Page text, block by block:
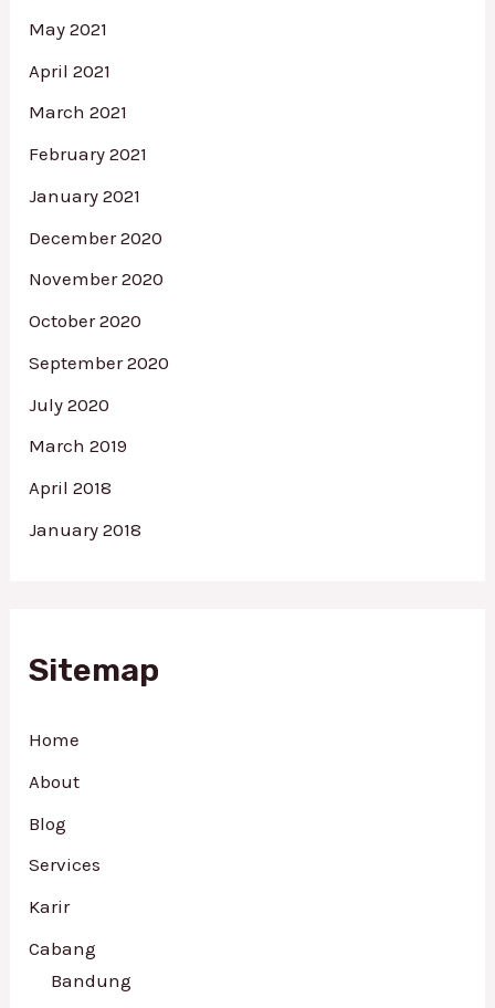
May 2021
April 2021
March 2021
February 2021
January 2021
December 2020
November 2020
October 2020
September 2020
July 2020
March 2019
April 2018
January 2018
Sitemap
Home
About
Blog
Services
Karir
Cabang
Bandung